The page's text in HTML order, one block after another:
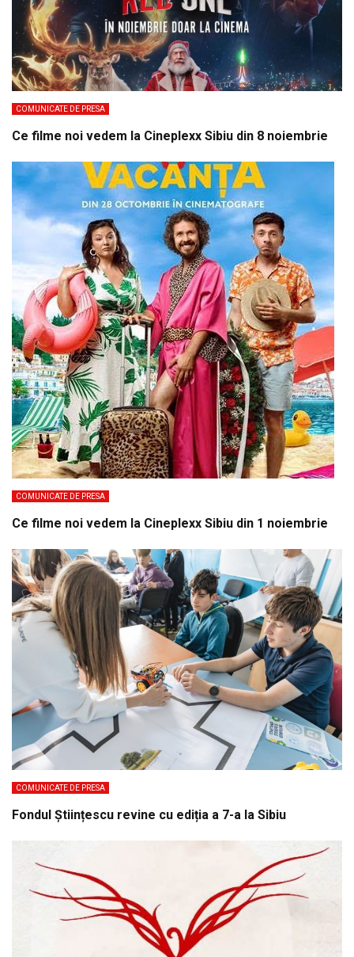
COMUNICATE DE PRESA
Ce filme noi vedem la Cineplexx Sibiu din 8 noiembrie
COMUNICATE DE PRESA
Ce filme noi vedem la Cineplexx Sibiu din 1 noiembrie
COMUNICATE DE PRESA
Fondul Științescu revine cu ediția a 7-a la Sibiu